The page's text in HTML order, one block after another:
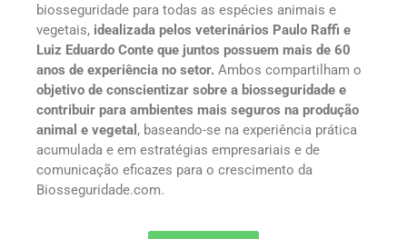
biosseguridade para todas as espécies animais e
vegetais, idealizada pelos veterinários Paulo Raffi e
Luiz Eduardo Conte que juntos possuem mais de 60
anos de experiência no setor. Ambos compartilham o
objetivo de conscientizar sobre a biosseguridade e
contribuir para ambientes mais seguros na produção
animal e vegetal , baseando-se na experiência prática
acumulada e em estratégias empresariais e de
comunicação eficazes para o crescimento da
Biosseguridade.com.